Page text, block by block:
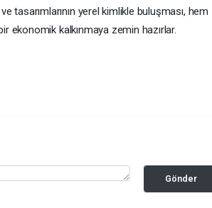
tasarımlarının yerel kimlikle buluşması, hem
ekonomik kalkınmaya zemin hazırlar.
Gönder